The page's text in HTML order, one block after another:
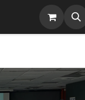
Aide